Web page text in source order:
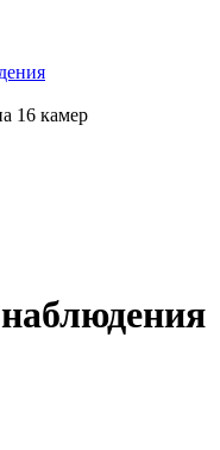
16 камер